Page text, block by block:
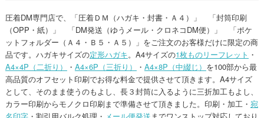
圧着DM専門店で、「圧着ＤＭ（ハガキ・封書・Ａ４）」 「封筒印刷
（OPP・紙）」 「DM発送（ゆうメール・クロネコDM便）」 「ポケ
ットフォルダー（Ａ４・Ｂ５・Ａ５）」をご注文のお客様だけに限定の商
品です。ハガキサイズの定形ハガキ。A4サイズの1枚ものリーフレット ・
A4×4P（二折り）
・ A4×6P（三折り） ・ A4×8P（中綴じ） を100部から最
高品質のオフセット印刷でお得な料金で提供させて頂きます。A4サイズ
として、そのまま使うのもよし、長３封筒に入るように三折加工もよし、
カラー印刷からモノクロ印刷まで準備させて頂きました。印刷・加工・ 宛